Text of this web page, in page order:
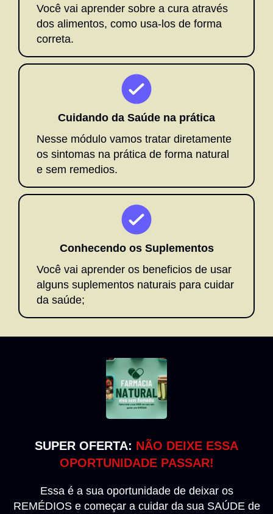
Você vai aprender sobre a cura através
dos alimentos, como usa-los de forma
correta.
Cuidando da Saúde na prática
Nesse módulo vamos tratar diretamente
os sintomas na prática de forma natural
e sem remedios.
Conhecendo os Suplementos
Você vai aprender os beneficios de usar
alguns suplementos naturais para cuidar
da saúde;
SUPER OFERTA: NÃO DEIXE ESSA
OPORTUNIDADE PASSAR!
Essa é a sua oportunidade de deixar os
REMÉDIOS e começar a cuidar da sua SAÚDE de